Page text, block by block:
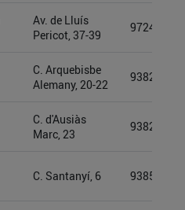
Av. de Lluís
Pericot, 37-39
C. Arquebisbe
Alemany, 20-22
C. d'Ausiàs
Marc, 23
C. Santanyí, 6